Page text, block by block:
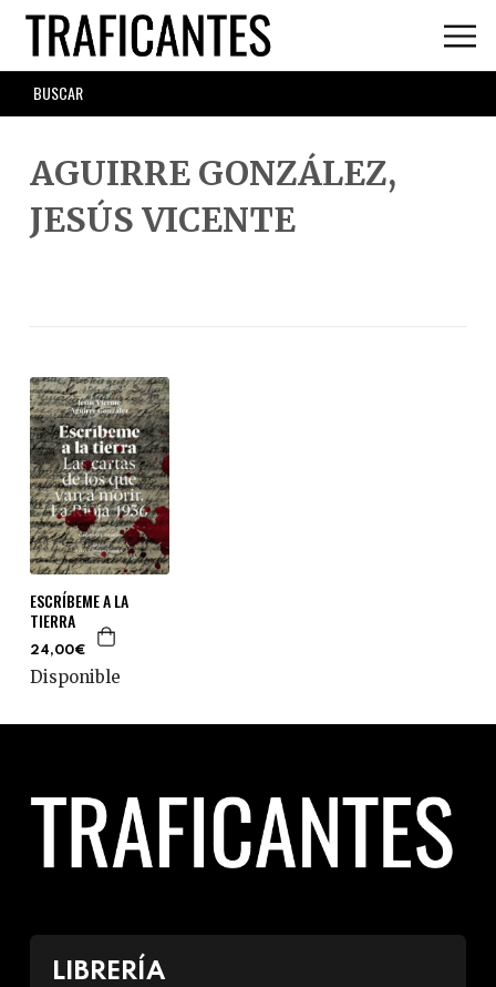
Skip
main
content
SEARCH
FORM
AGUIRRE GONZÁLEZ,
JESÚS VICENTE
ESCRÍBEME A LA
TIERRA
24,00€
Disponible
LIBRERÍA